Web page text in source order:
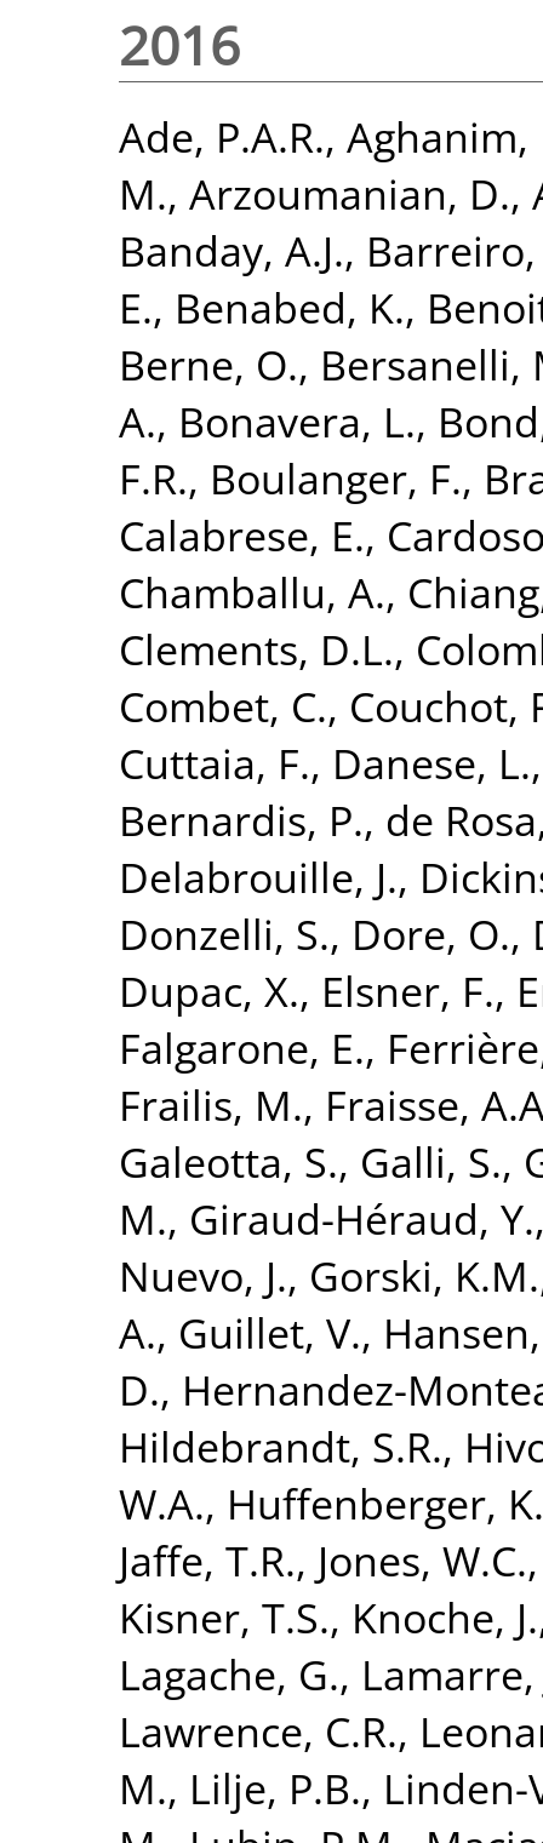
2016
Ade, P.A.R., Aghanim,
M., Arzoumanian, D.,
Banday, A.J., Barreiro,
E., Benabed, K.,
Berne, O., Bersanelli,
A., Bonavera, L.,
F.R., Boulanger, F.,
Calabrese, E.,
Chamballu, A.,
Clements, D.L.,
Combet, C., Couchot,
Cuttaia, F., Danese, L.
Bernardis, P., de
Delabrouille, J.,
Donzelli, S., Dore, O.,
Dupac, X., Elsner, F.,
Falgarone, E.,
Frailis, M., Fraisse,
Galeotta, S., Galli, S.,
M., Giraud-Héraud, Y.
Nuevo, J., Gorski, K.M.
A., Guillet, V.,
D., Hernandez-
Hildebrandt, S.R.,
W.A., Huffenberger,
Jaffe, T.R., Jones, W.C.
Kisner, T.S., Knoche, J.
Lagache, G., Lamarre,
Lawrence, C.R.,
M., Lilje, P.B., Linden-